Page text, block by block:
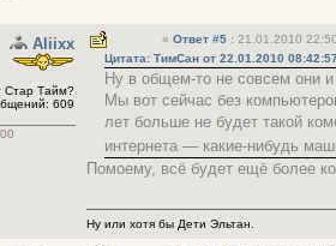
Aliixx
Стар Тайм?
609
« Ответ #5 : 21.01.2010
Цитата: ТимСан от 22.01.2010
Ну в общем-то не совсем они
Мы вот сейчас без
лет больше не будет такой
интернета — какие-нибудь
Помоему, всё будет ещё более
Ну или хотя бы Дети Эльтан.